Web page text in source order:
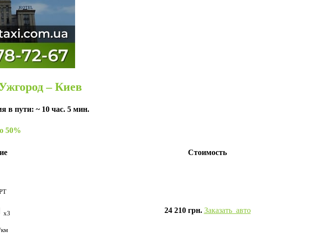
– Киев
в пути: ~ 10 час. 5 мин.
50%
Стоимость
x3 24 210 грн. Заказать авто